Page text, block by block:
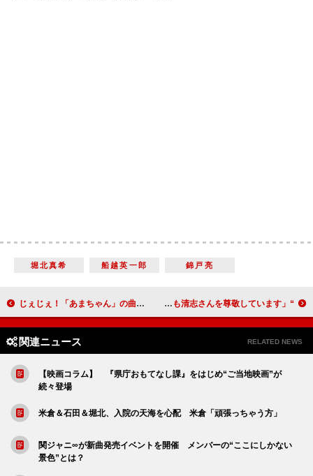
堀北真希 船越英一郎 錦戸亮
じぇじぇ！「あまちゃん」の曲が配信開始 リリースの要望殺到、サントラも６月発売 “ビッグダディ”元妻・美奈子さんが出版イベント 「今でも清志さんを尊敬しています」
関連ニュース RELATED NEWS
【映画コラム】 『県庁おもてなし課』をはじめ“ご当地映画”が
続々登場
米倉＆石田＆堀北、入院の天海を心配 米倉「頑張っちゃう方」
関ジャニ∞が新曲発売イベントを開催 メンバーの“ここにしかない
景色”とは？